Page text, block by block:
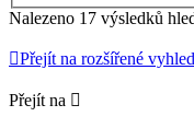
Nalezeno 17 výsledků
Přejít na rozšířené
Přejít na